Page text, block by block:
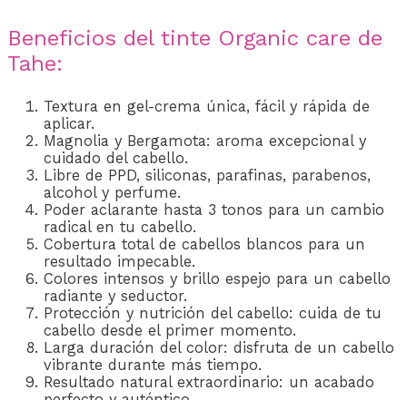
Beneficios del tinte Organic care de
Tahe:
Textura en gel-crema única, fácil y rápida de
aplicar.
Magnolia y Bergamota: aroma excepcional y
cuidado del cabello.
Libre de PPD, siliconas, parafinas, parabenos,
alcohol y perfume.
Poder aclarante hasta 3 tonos para un cambio
radical en tu cabello.
Cobertura total de cabellos blancos para un
resultado impecable.
Colores intensos y brillo espejo para un cabello
radiante y seductor.
Protección y nutrición del cabello: cuida de tu
cabello desde el primer momento.
Larga duración del color: disfruta de un cabello
vibrante durante más tiempo.
Resultado natural extraordinario: un acabado